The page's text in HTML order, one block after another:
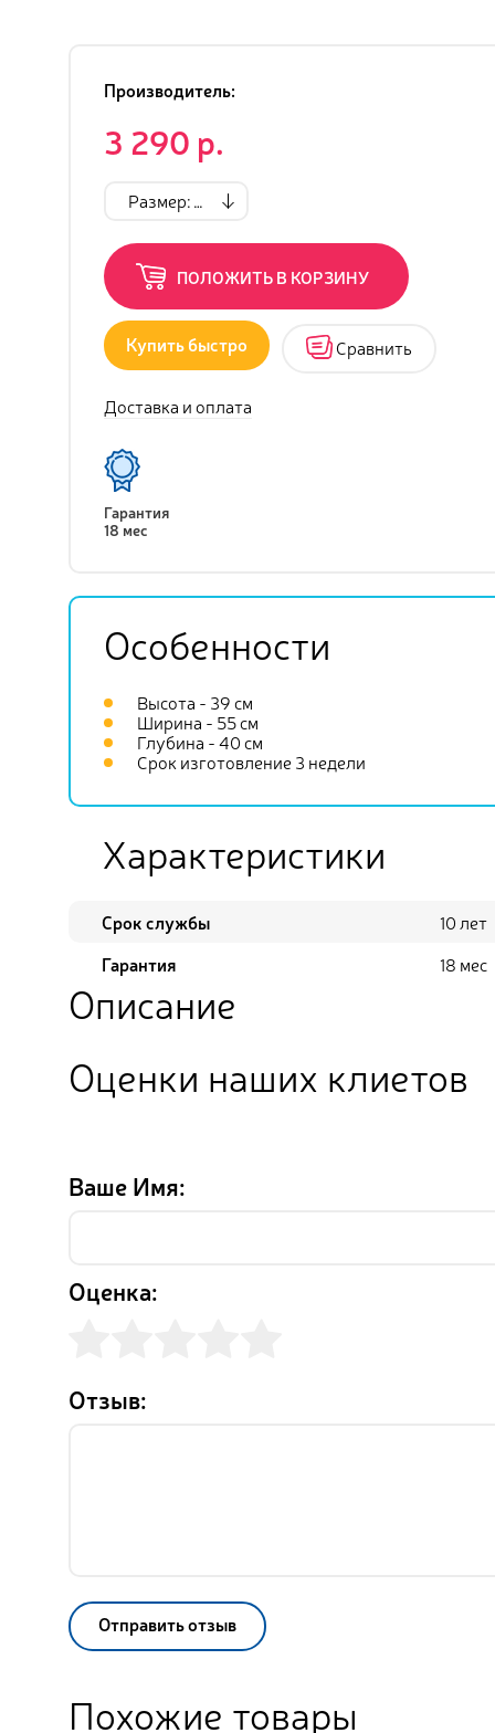
Производитель:
3 290 р.
Размер: см
ПОЛОЖИТЬ В КОРЗИНУ
Купить быстро Сравнить
Доставка и оплата
Гарантия
18 мес
Особенности
Высота - 39 см
Ширина - 55 см
Глубина - 40 см
Срок изготовление 3 недели
Характеристики
Срок службы
10 лет
Гарантия
18 мес
Описание
Оценки наших клиетов
Ваше Имя:
Оценка:
Отзыв:
Отправить отзыв
Похожие товары